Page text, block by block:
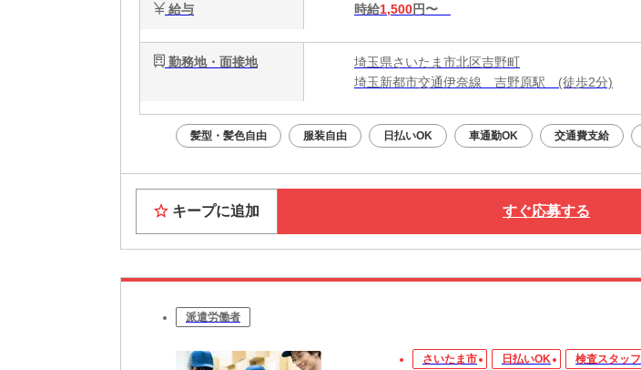
給与 時給1,500円〜
勤務地・面接地
埼玉県さいたま市北区吉野町
埼玉新都市交通伊奈線 吉野原駅 (徒歩2分)
髪型・髪色自由 服装自由 日払いOK 車通勤OK 交通費支給
キープに追加 すぐ応募する
派遣労働者
さいたま市 日払いOK 検査スタッフ